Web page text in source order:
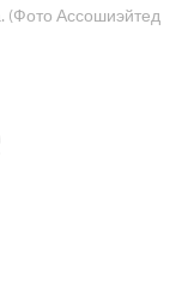
(Фото Ассошиэйтед